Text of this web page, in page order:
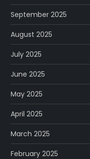
September 2025
August 2025
July 2025
June 2025
May 2025
April 2025
March 2025
February 2025